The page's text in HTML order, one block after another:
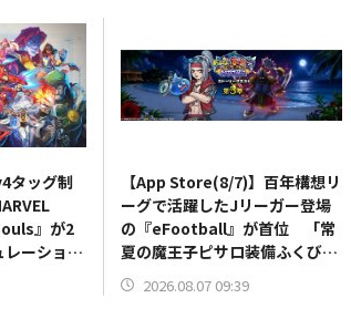
タッグ制
』が2
ーション
位に登場
【App Store(8/7)】百年構想リ
ーグで活躍したJリーガー登場
の『eFootball』が首位 「常
夏の魔王子ピサロ装備ふくび
き」開催の『DQウォーク』は
トップ10圏内に
2026.08.07 09:39